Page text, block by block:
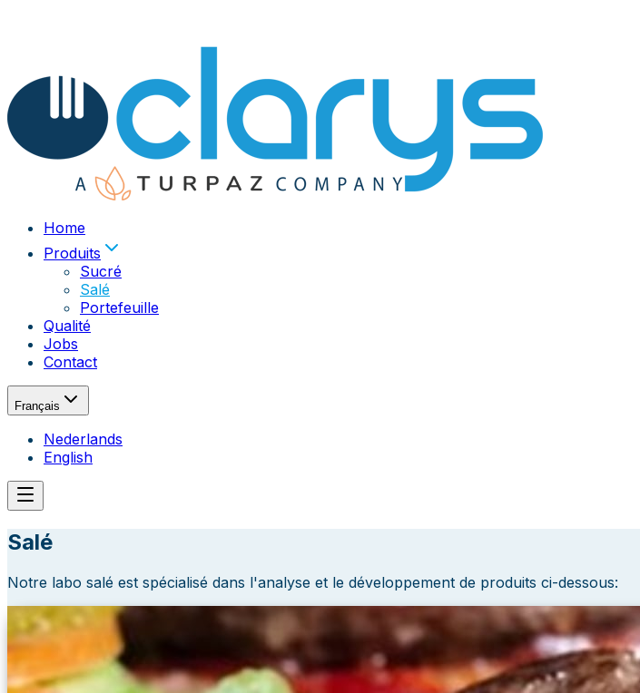
Home
Produits
Sucré
Salé
Portefeuille
Qualité
Jobs
Contact
Français
Nederlands
English
Salé
Notre labo salé est spécialisé dans l'analyse et le développement de produits ci-dessous: